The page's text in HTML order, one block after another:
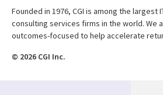
Founded in 1976, CGI is among the largest
consulting services firms in the world. We
outcomes-focused to help accelerate
© 2026 CGI Inc.